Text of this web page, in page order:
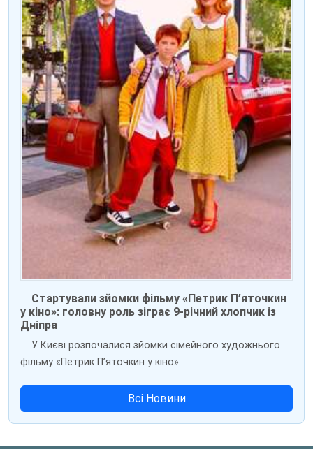
Стартували зйомки фільму «Петрик П’яточкин
у кіно»: головну роль зіграє 9-річний хлопчик із
Дніпра
У Києві розпочалися зйомки сімейного художнього
фільму «Петрик П’яточкин у кіно».
Всі Новини